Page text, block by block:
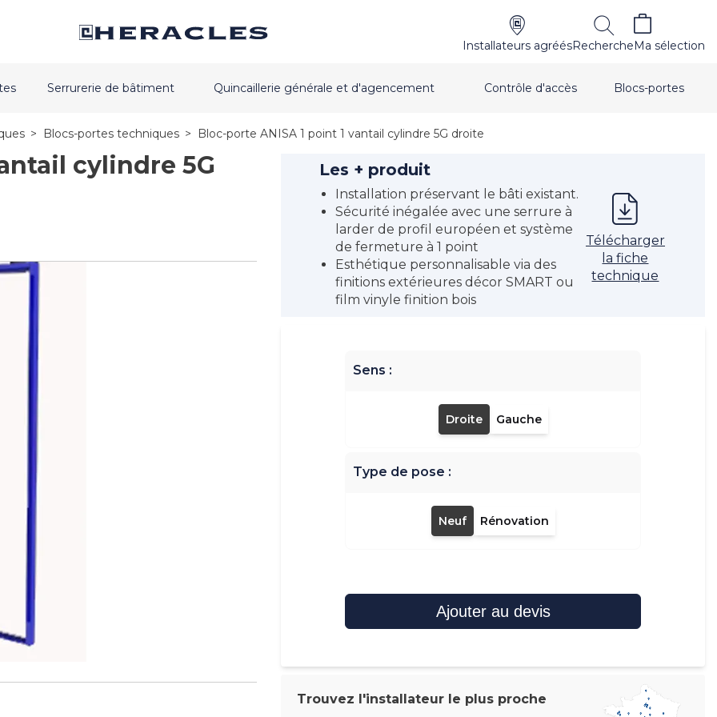
Installateurs agréésRechercheMa sélection
Serrurerie de bâtiment Quincaillerie générale et d'agencement Contrôle d'accès Blocs-portes
> Blocs-portes techniques > Bloc-porte ANISA 1 point 1 vantail cylindre 5G droite
cylindre 5G Les + produit
Installation préservant le bâti existant.
Sécurité inégalée avec une serrure à
larder de profil européen et système
de fermeture à 1 point
Esthétique personnalisable via des
finitions extérieures décor SMART ou
film vinyle finition bois
Télécharger
la fiche
technique
Sens :
Droite Gauche
Type de pose :
Neuf Rénovation
Ajouter au devis
Trouvez l'installateur le plus proche